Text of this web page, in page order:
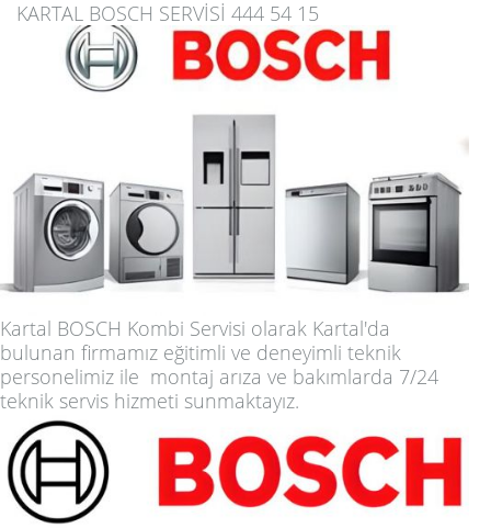
KARTAL BOSCH SERVİSİ 444 54 15
Kartal BOSCH Kombi Servisi olarak Kartal'da
bulunan firmamız eğitimli ve deneyimli teknik
personelimiz ile montaj arıza ve bakımlarda 7/24
teknik servis hizmeti sunmaktayız.